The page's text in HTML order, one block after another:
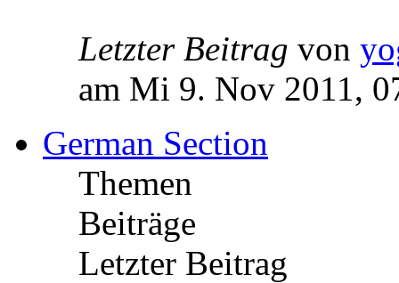
Letzter Beitrag von
am Mi 9. Nov 2011,
German Section
Themen
Beiträge
Letzter Beitrag